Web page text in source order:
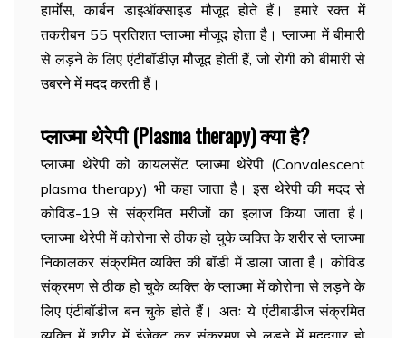
हार्मोंस, कार्बन डाइऑक्साइड मौजूद होते हैं। हमारे रक्त में
तकरीबन 55 प्रतिशत प्लाज्मा मौजूद होता है। प्लाज्मा में बीमारी
से लड़ने के लिए एंटीबॉडीज़ मौजूद होती हैं, जो रोगी को बीमारी से
उबरने में मदद करती हैं।
प्लाज्मा थेरेपी (Plasma therapy) क्या है?
प्लाज्मा थेरेपी को कायलसेंट प्लाज्मा थेरेपी (Convalescent
plasma therapy) भी कहा जाता है। इस थेरेपी की मदद से
कोविड-19 से संक्रमित मरीजों का इलाज किया जाता है।
प्लाज्मा थेरेपी में कोरोना से ठीक हो चुके व्यक्ति के शरीर से प्लाज्मा
निकालकर संक्रमित व्यक्ति की बॉडी में डाला जाता है। कोविड
संक्रमण से ठीक हो चुके व्यक्ति के प्लाज्मा में कोरोना से लड़ने के
लिए एंटीबॉडीज बन चुके होते हैं। अतः ये एंटीबाडीज संक्रमित